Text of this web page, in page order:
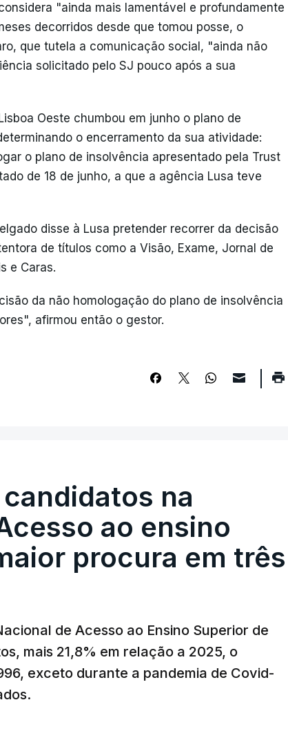
"ainda mais lamentável e profundamente
decorridos desde que tomou posse, o
que tutela a comunicação social, "ainda não
solicitado pelo SJ pouco após a sua
Oeste chumbou em junho o plano de
o encerramento da sua atividade:
o plano de insolvência apresentado pela Trust
de 18 de junho, a que a agência Lusa teve
disse à Lusa pretender recorrer da decisão
de títulos como a Visão, Exame, Jornal de
e Caras.
da não homologação do plano de insolvência
afirmou então o gestor.
na
ao ensino
procura em três
de Acesso ao Ensino Superior de
mais 21,8% em relação a 2025, o
exceto durante a pandemia de Covid-